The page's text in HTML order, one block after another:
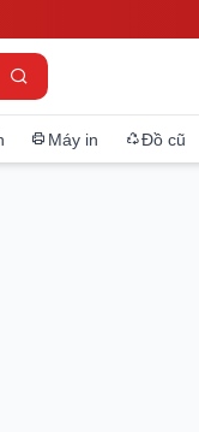
Máy in Đồ cũ